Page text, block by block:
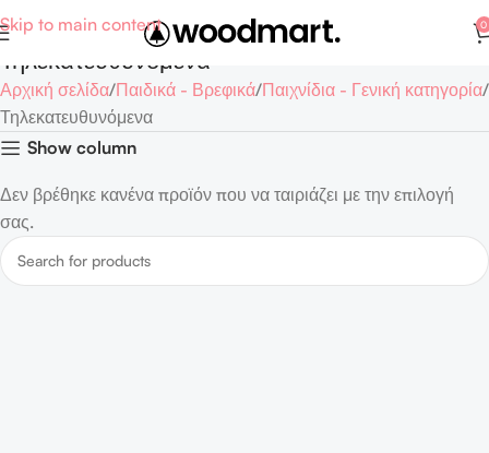
Skip to main content 0
Τηλεκατευθυνόμενα
Αρχική σελίδα Παιδικά - Βρεφικά Παιχνίδια - Γενική κατηγορία
Τηλεκατευθυνόμενα
Show column
Δεν βρέθηκε κανένα προϊόν που να ταιριάζει με την επιλογή
σας.